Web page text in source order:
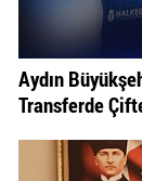
Aydın
Transferde